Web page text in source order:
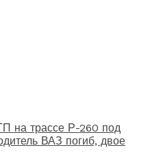
на трассе Р-260 под
ВАЗ погиб, двое